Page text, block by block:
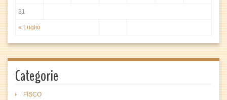
« Luglio
31
Categorie
FISCO